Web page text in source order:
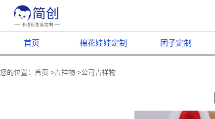
首页 棉花娃娃定制 团子定制
您的位置： 首页 >吉祥物 >公司吉祥物